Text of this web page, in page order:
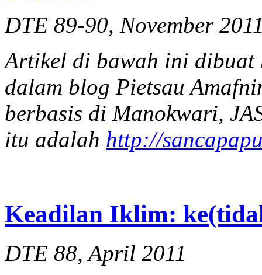
DTE 89-90, November
Artikel di bawah ini dibuat
dalam blog Pietsau
berbasis di Manokwari,
itu adalah http://
Keadilan Iklim:
DTE 88, April 2011